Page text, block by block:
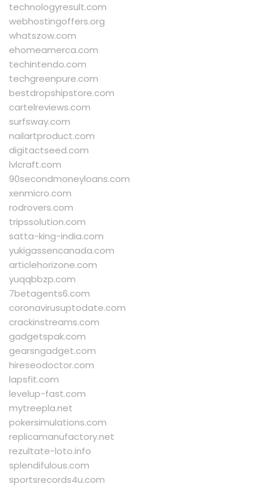
technologyresult.com
webhostingoffers.org
whatszow.com
ehomeamerca.com
techintendo.com
techgreenpure.com
bestdropshipstore.com
cartelreviews.com
surfsway.com
nailartproduct.com
digitactseed.com
lvlcraft.com
90secondmoneyloans.com
xenmicro.com
rodrovers.com
tripssolution.com
satta-king-india.com
yukigassencanada.com
articlehorizone.com
yuqqbbzp.com
7betagents6.com
coronavirusuptodate.com
crackinstreams.com
gadgetspak.com
gearsngadget.com
hireseodoctor.com
lapsfit.com
levelup-fast.com
mytreepla.net
pokersimulations.com
replicamanufactory.net
rezultate-loto.info
splendifulous.com
sportsrecords4u.com